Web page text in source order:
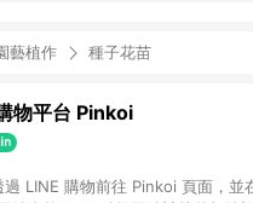
藝植作 種子花苗
物平台 Pinkoi
LINE 購物前往 Pinkoi 頁面，